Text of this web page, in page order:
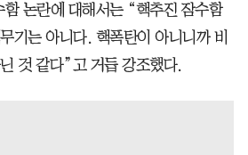
논란에 대해서는 “핵추진 잠수함
기는 아니다. 핵폭탄이 아니니까 비
것 같다”고 거듭 강조했다.